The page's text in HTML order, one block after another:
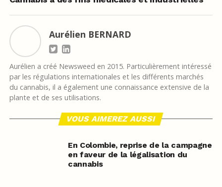
Aurélien BERNARD
Aurélien a créé Newsweed en 2015. Particulièrement intéressé
par les régulations internationales et les différents marchés
du cannabis, il a également une connaissance extensive de la
plante et de ses utilisations.
VOUS AIMEREZ AUSSI
En Colombie, reprise de la campagne
en faveur de la légalisation du
cannabis